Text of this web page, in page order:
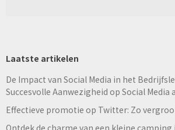
Laatste artikelen
De Impact van Social Media in het
Succesvolle Aanwezigheid op Social Media
Effectieve promotie op Twitter: Zo
Ontdek de charme van een kleine